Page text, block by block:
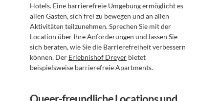
Hotels. Eine barrierefreie Umgebung ermöglicht es
allen Gästen, sich frei zu bewegen und an allen
Aktivitäten teilzunehmen. Sprechen Sie mit der
Location über Ihre Anforderungen und lassen Sie
sich beraten, wie Sie die Barrierefreiheit verbessern
können. Der Erlebnishof Dreyer bietet
beispielsweise barrierefreie Apartments.